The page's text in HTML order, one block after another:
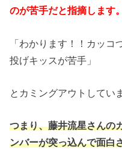
のが苦手だと指摘します。
「わかります！！カッ
投げキッスが苦手」
とカミングアウトしてい
つまり、藤井流星さんの
ンバーが突っ込んで面白